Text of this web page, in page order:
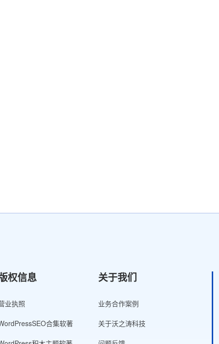
权信息
业执照
合集软著
关于我们
业务合作案例
关于沃之涛科技